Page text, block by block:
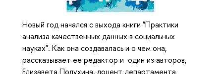
Новый год начался с выхода книги "Практики
анализа качественных данных в социальных
науках". Как она создавалась и о чем она,
рассказывает ее редактор и один из авторов,
Елизавета Полухина, доцент департамента